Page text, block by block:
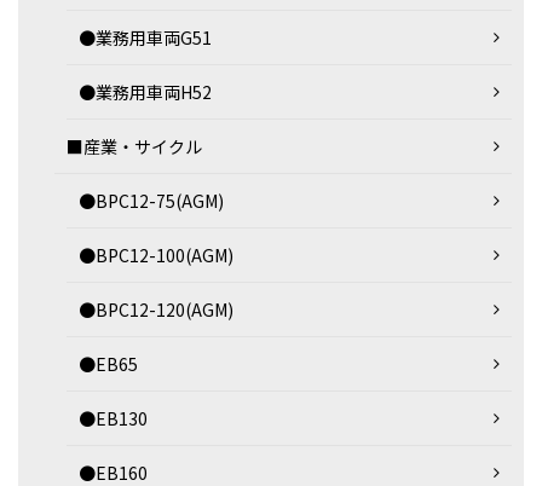
●業務用車両G51
●業務用車両H52
■産業・サイクル
●BPC12-75(AGM)
●BPC12-100(AGM)
●BPC12-120(AGM)
●EB65
●EB130
●EB160